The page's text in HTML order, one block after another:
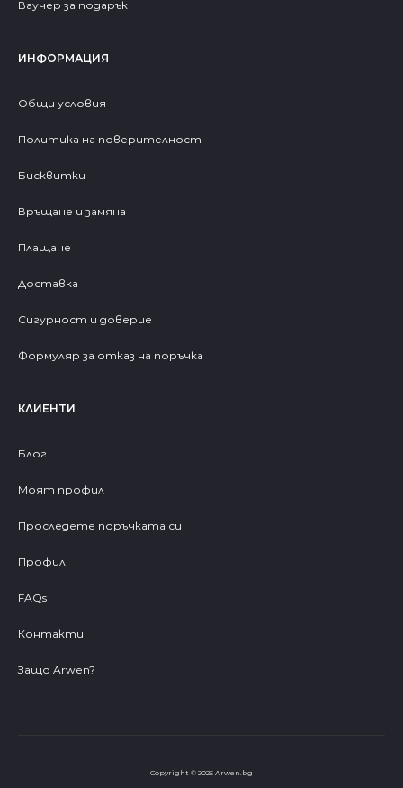
Ваучер за подарък
ИНФОРМАЦИЯ
Общи условия
Политика на поверителност
Бисквитки
Връщане и замяна
Плащане
Доставка
Сигурност и доверие
Формуляр за отказ на поръчка
КЛИЕНТИ
Блог
Моят профил
Проследете поръчката си
Профил
FAQs
Контакти
Защо Arwen?
Copyright © 2025 Arwen.bg